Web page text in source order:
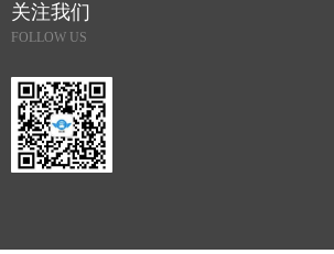
关注我们
FOLLOW US